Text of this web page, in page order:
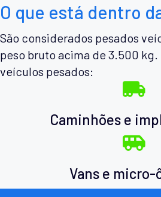
O que está dentro
São considerados pesados
peso bruto acima de 3.500 kg.
veículos pesados:
Caminhões e
Vans e